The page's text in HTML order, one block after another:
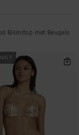
Bikinitop met Beugels